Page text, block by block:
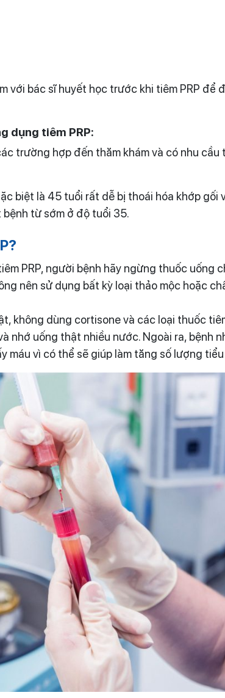
với bác sĩ huyết học trước khi tiêm PRP để
dụng tiêm PRP:
trường hợp đến thăm khám và có nhu cầu
biệt là 45 tuổi rất dễ bị thoái hóa khớp gối
từ sớm ở độ tuổi 35.
PRP, người bệnh hãy ngừng thuốc uống
nên sử dụng bất kỳ loại thảo mộc hoặc
không dùng cortisone và các loại thuốc
nhớ uống thật nhiều nước. Ngoài ra, bệnh
vì có thể sẽ giúp làm tăng số lượng